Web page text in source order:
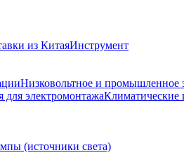
из КитаяИнструмент
Низковольтное и промышленное
для электромонтажа
(источники света)